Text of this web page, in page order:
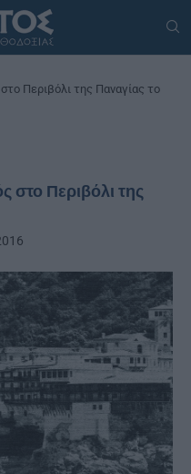
Περιβόλι της Παναγίας το
στο Περιβόλι της